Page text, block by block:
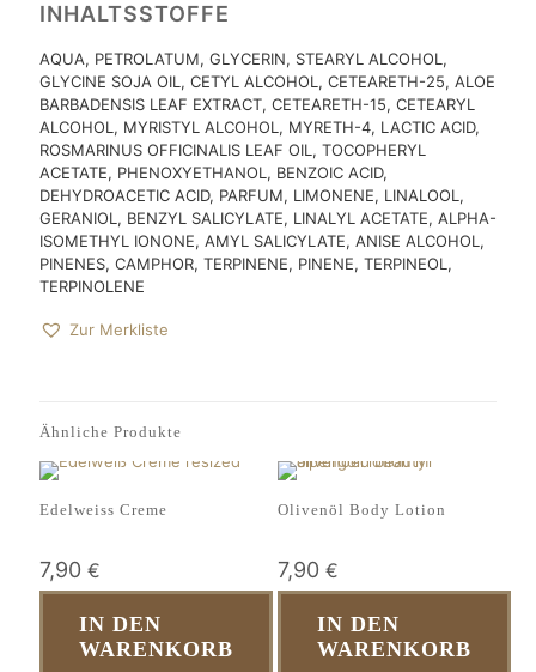
INHALTSSTOFFE
AQUA, PETROLATUM, GLYCERIN, STEARYL ALCOHOL,
GLYCINE SOJA OIL, CETYL ALCOHOL, CETEARETH-25, ALOE
BARBADENSIS LEAF EXTRACT, CETEARETH-15, CETEARYL
ALCOHOL, MYRISTYL ALCOHOL, MYRETH-4, LACTIC ACID,
ROSMARINUS OFFICINALIS LEAF OIL, TOCOPHERYL
ACETATE, PHENOXYETHANOL, BENZOIC ACID,
DEHYDROACETIC ACID, PARFUM, LIMONENE, LINALOOL,
GERANIOL, BENZYL SALICYLATE, LINALYL ACETATE, ALPHA-
ISOMETHYL IONONE, AMYL SALICYLATE, ANISE ALCOHOL,
PINENES, CAMPHOR, TERPINENE, PINENE, TERPINEOL,
TERPINOLENE
Zur Merkliste
Ähnliche Produkte
Edelweiss Creme
7,90 €
IN DEN
WARENKORB
Olivenöl Body Lotion
7,90 €
IN DEN
WARENKORB